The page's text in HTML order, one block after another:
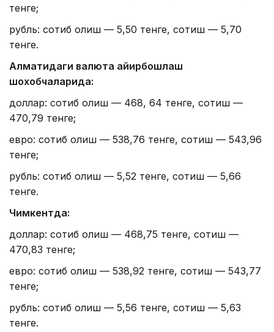
тенге;
рубль: сотиб олиш — 5,50 тенге, сотиш — 5,70
тенге.
Алматидаги валюта айирбошлаш
шохобчаларида:
доллар: сотиб олиш — 468, 64 тенге, сотиш —
470,79 тенге;
евро: сотиб олиш — 538,76 тенге, сотиш — 543,96
тенге;
рубль: сотиб олиш — 5,52 тенге, сотиш — 5,66
тенге.
Чимкентда:
доллар: сотиб олиш — 468,75 тенге, сотиш —
470,83 тенге;
евро: сотиб олиш — 538,92 тенге, сотиш — 543,77
тенге;
рубль: сотиб олиш — 5,56 тенге, сотиш — 5,63
тенге.